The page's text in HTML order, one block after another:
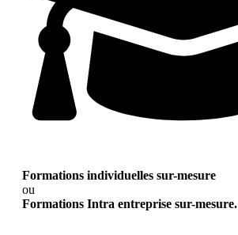
Formations individuelles sur-mesure
ou
Formations Intra entreprise sur-mesure.